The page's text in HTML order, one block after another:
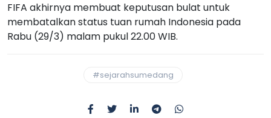
FIFA akhirnya membuat keputusan bulat untuk
membatalkan status tuan rumah Indonesia pada
Rabu (29/3) malam pukul 22.00 WIB.
#sejarahsumedang